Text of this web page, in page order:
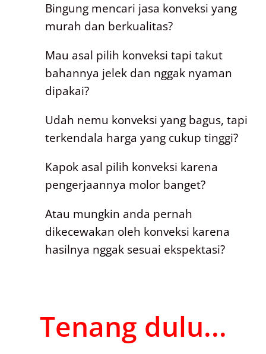
Bingung mencari jasa konveksi yang
murah dan berkualitas?
Mau asal pilih konveksi tapi takut
bahannya jelek dan nggak nyaman
dipakai?
Udah nemu konveksi yang bagus, tapi
terkendala harga yang cukup tinggi?
Kapok asal pilih konveksi karena
pengerjaannya molor banget?
Atau mungkin anda pernah
dikecewakan oleh konveksi karena
hasilnya nggak sesuai ekspektasi?
Tenang dulu...